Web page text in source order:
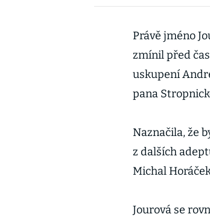
Právě jméno
zmínil před
uskupení
pana
Naznačila, že
z dalších
Michal
Jourová se